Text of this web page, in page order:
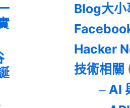
Blog大小
Hacker
技術相關
AI